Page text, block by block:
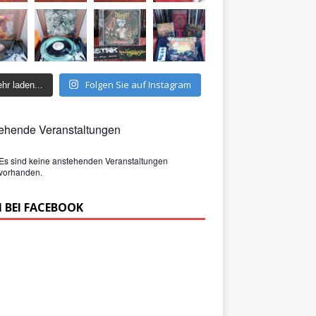
laden... Folgen Sie auf Instagram
Veranstaltungen
Es sind keine anstehenden Veranstaltungen
BEI FACEBOOK